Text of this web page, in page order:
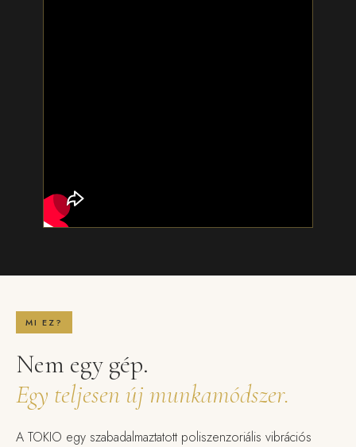
MI EZ?
Nem egy gép.
Egy teljesen új munkamódszer.
A TOKIO egy szabadalmaztatott poliszenzoriális vibrációs